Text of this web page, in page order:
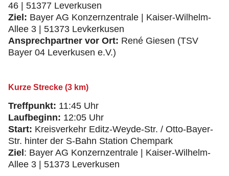
46 | 51377 Leverkusen
Ziel: Bayer AG Konzernzentrale | Kaiser-Wilhelm-
Allee 3 | 51373 Levkerkusen
Ansprechpartner vor Ort: René Giesen (TSV
Bayer 04 Leverkusen e.V.)
Kurze Strecke (3 km)
Treffpunkt: 11:45 Uhr
Laufbeginn: 12:05 Uhr
Start: Kreisverkehr Editz-Weyde-Str. / Otto-Bayer-
Str. hinter der S-Bahn Station Chempark
Ziel : Bayer AG Konzernzentrale | Kaiser-Wilhelm-
Allee 3 | 51373 Leverkusen